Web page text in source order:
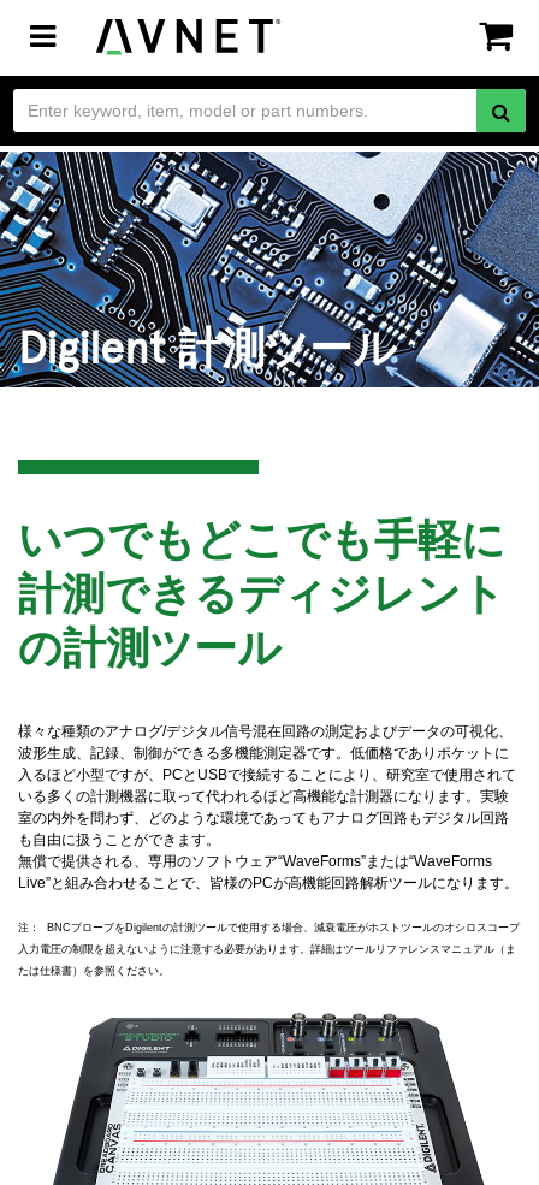
Toggle
navigation
Digilent 計測ツール
いつでもどこでも手軽に
計測できるディジレント
の計測ツール
様々な種類のアナログ/デジタル信号混在回路の測定およびデータの可視化、
波形生成、記録、制御ができる多機能測定器です。低価格でありポケットに
入るほど小型ですが、PCとUSBで接続することにより、研究室で使用されて
いる多くの計測機器に取って代われるほど高機能な計測器になります。実験
室の内外を問わず、どのような環境であってもアナログ回路もデジタル回路
も自由に扱うことができます。
無償で提供される、専用のソフトウェア“WaveForms”または“WaveForms
Live”と組み合わせることで、皆様のPCが高機能回路解析ツールになります。
注： BNCプローブをDigilentの計測ツールで使用する場合、減衰電圧がホストツールのオシロスコープ
入力電圧の制限を超えないように注意する必要があります。詳細はツールリファレンスマニュアル（ま
たは仕様書）を参照ください。